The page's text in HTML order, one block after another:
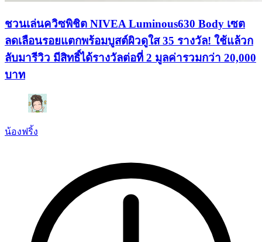
ชวนเล่นควิซพิชิต NIVEA Luminous630 Body เซต
ลดเลือนรอยแตกพร้อมบูสต์ผิวดูใส 35 รางวัล! ใช้แล้วก
ลับมารีวิว มีสิทธิ์ได้รางวัลต่อที่ 2 มูลค่ารวมกว่า 20,000
บาท
น้องฟริ้ง